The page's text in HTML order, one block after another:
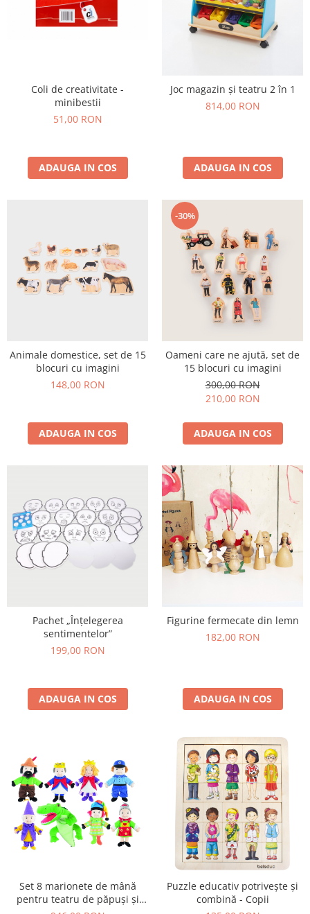
Coli de creativitate -
minibestii
51,00 RON
ADAUGA IN COS
Joc magazin și teatru 2 în 1
814,00 RON
ADAUGA IN COS
Animale domestice, set de 15
blocuri cu imagini
148,00 RON
ADAUGA IN COS
-30%
Oameni care ne ajută, set de
15 blocuri cu imagini
300,00 RON
210,00 RON
ADAUGA IN COS
Pachet „Înțelegerea
sentimentelor”
199,00 RON
ADAUGA IN COS
Figurine fermecate din lemn
182,00 RON
ADAUGA IN COS
Set 8 marionete de mână
pentru teatru de păpuși și
Puzzle educativ potrivește și
combină - Copii